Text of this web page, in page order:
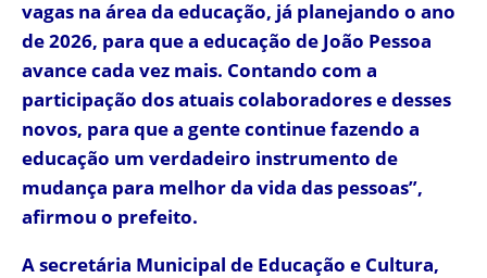
vagas na área da educação, já planejando o ano
de 2026, para que a educação de João Pessoa
avance cada vez mais. Contando com a
participação dos atuais colaboradores e desses
novos, para que a gente continue fazendo a
educação um verdadeiro instrumento de
mudança para melhor da vida das pessoas”,
afirmou o prefeito.
A secretária Municipal de Educação e Cultura,